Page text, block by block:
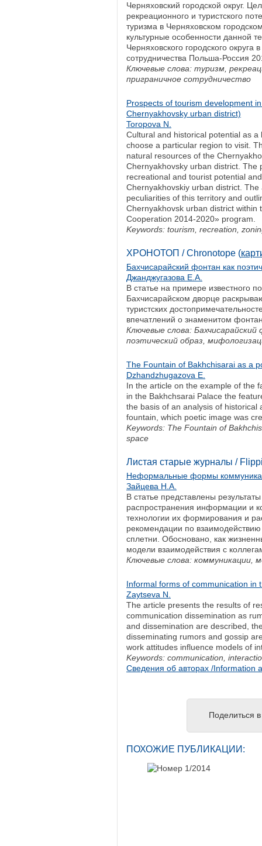
Черняховский городской округ.
рекреационного и туристского
туризма в Черняховском
культурные особенности данной
Черняховского городского
сотрудничества Польша-Россия
Ключевые слова: туризм,
приграничное сотрудничество
Prospects of tourism development
Chernyakhovsky urban district)
Toropova N.
Cultural and historical potential as
choose a particular region to visit.
natural resources of the
Chernyakhovsky urban district. The
recreational and tourist potential
Chernyakhovskiy urban district.
peculiarities of this territory and
Chernyakhovsk urban district
Cooperation 2014-2020» program.
Keywords: tourism, recreation,
ХРОНОТОП / Chronotope (
Бахчисарайский фонтан как
Джанджугазова Е.А.
В статье на примере известного
Бахчисарайском дворце
туристских
впечатлений о знаменитом
Ключевые слова:
поэтический образ,
The Fountain of Bakhchisarai as a
Dzhandzhugazova E.
In the article on the example of the
in the Bakhchsarai Palace the
the basis of an analysis of
fountain, which poetic image was
Keywords: The Fountain of
space
Листая старые журналы /
Неформальные формы
Зайцева Н.А.
В статье представлены
распространения информации и
технологии их формирования и
рекомендации по
сплетни. Обосновано, как
модели взаимодействия с
Ключевые слова: коммуникации,
Informal forms of communication in
Zaytseva N.
The article presents the results of
communication dissemination as
and dissemination are described,
disseminating rumors and gossip
work attitudes influence models of
Keywords: communication,
Сведения об авторах /Information
Поделиться
ПОХОЖИЕ ПУБЛИКАЦИИ: